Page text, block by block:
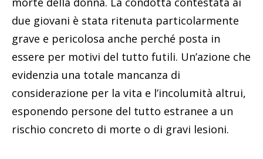
due giovani è stata ritenuta particolarmente
grave e pericolosa anche perché posta in
essere per motivi del tutto futili. Un’azione che
evidenzia una totale mancanza di
considerazione per la vita e l’incolumità altrui,
esponendo persone del tutto estranee a un
rischio concreto di morte o di gravi lesioni.